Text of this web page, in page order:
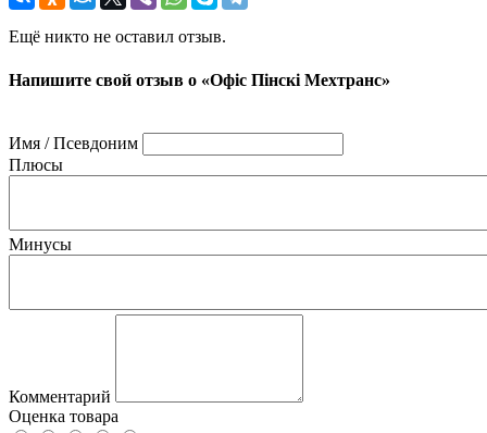
Ещё никто не оставил отзыв.
Напишите свой отзыв о «Офіс Пінскі Мехтранс»
Имя / Псевдоним
Плюсы
Минусы
Комментарий
Оценка товара